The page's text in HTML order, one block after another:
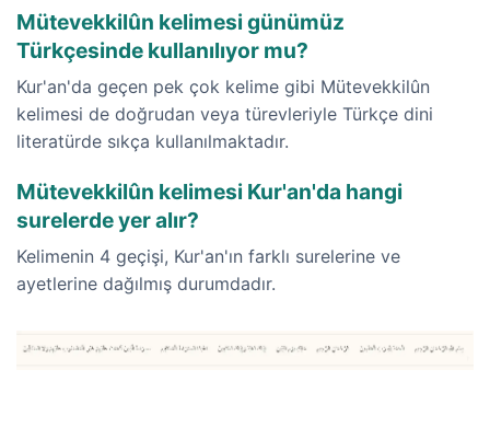
Mütevekkilûn kelimesi günümüz
Türkçesinde kullanılıyor mu?
Kur'an'da geçen pek çok kelime gibi Mütevekkilûn
kelimesi de doğrudan veya türevleriyle Türkçe dini
literatürde sıkça kullanılmaktadır.
Mütevekkilûn kelimesi Kur'an'da hangi
surelerde yer alır?
Kelimenin 4 geçişi, Kur'an'ın farklı surelerine ve
ayetlerine dağılmış durumdadır.